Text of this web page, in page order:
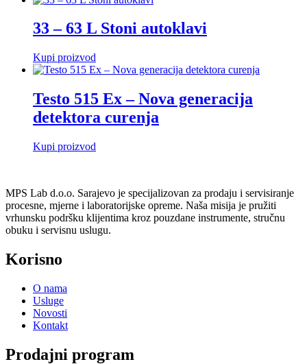
33 – 63 L Stoni autoklavi
Kupi proizvod
Testo 515 Ex – Nova generacija
detektora curenja
Kupi proizvod
MPS Lab d.o.o. Sarajevo je specijalizovan za prodaju i servisiranje
procesne, mjerne i laboratorijske opreme. Naša misija je pružiti
vrhunsku podršku klijentima kroz pouzdane instrumente, stručnu
obuku i servisnu uslugu.
Korisno
O nama
Usluge
Novosti
Kontakt
Prodajni program